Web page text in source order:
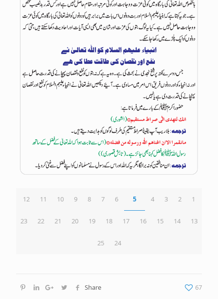
1
2
3
4
5
6
7
8
9
10
11
12
13
14
15
16
17
18
19
20
21
22
23
24
25
Share 67